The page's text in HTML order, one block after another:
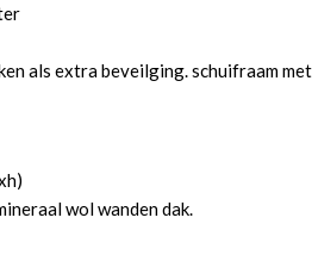
als extra beveilging. schuifraam met
wol wanden dak.